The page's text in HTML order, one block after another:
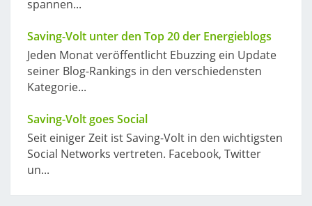
spannen...
Saving-Volt unter den Top 20 der Energieblogs
Jeden Monat veröffentlicht Ebuzzing ein Update
seiner Blog-Rankings in den verschiedensten
Kategorie...
Saving-Volt goes Social
Seit einiger Zeit ist Saving-Volt in den wichtigsten
Social Networks vertreten. Facebook, Twitter
un...